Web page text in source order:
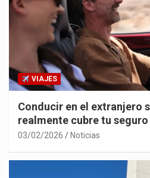
VIAJES
Conducir en el extranjero
realmente cubre tu
03/02/2026 Noticias